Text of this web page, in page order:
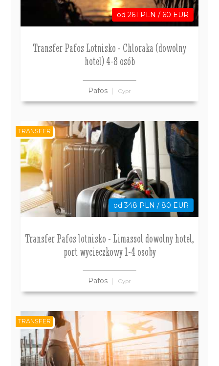
od 261 PLN / 60 EUR
Transfer Pafos Lotnisko - Chloraka (dowolny
hotel) 4-8 osób
Pafos Cypr
od 348 PLN / 80 EUR
Transfer Pafos lotnisko - Limassol dowolny hotel,
port wycieczkowy 1-4 osoby
Pafos Cypr
TRANSFER
TRANSFER